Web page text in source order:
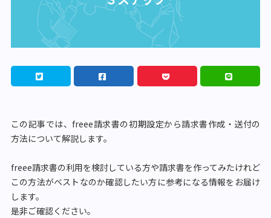
この記事では、freee請求書の初期設定から請求書作成・送付の
方法について解説します。
freee請求書の利用を検討している方や請求書を作ってみたけれど
この方法がベストなのか確認したい方に参考になる情報をお届け
します。
是非ご確認ください。